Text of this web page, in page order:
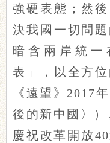
強硬表態；然
決我國一切問
暗含兩岸統一
表」，以全方
《遠望》2017
後的新中國〉
慶祝改革開放